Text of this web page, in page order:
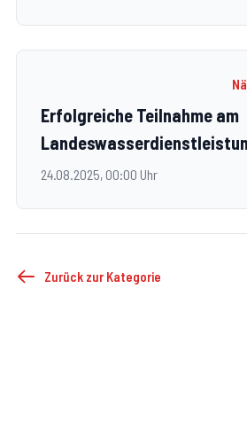
Erfolgreiche Teilnahme am
2025 in Mauternbach
24.08.2025, 00:00 Uhr
Zurück zur Kategorie